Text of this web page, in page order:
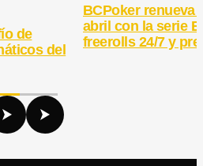
de
del
BCPoker renueva
abril con la serie
freerolls 24/7 y